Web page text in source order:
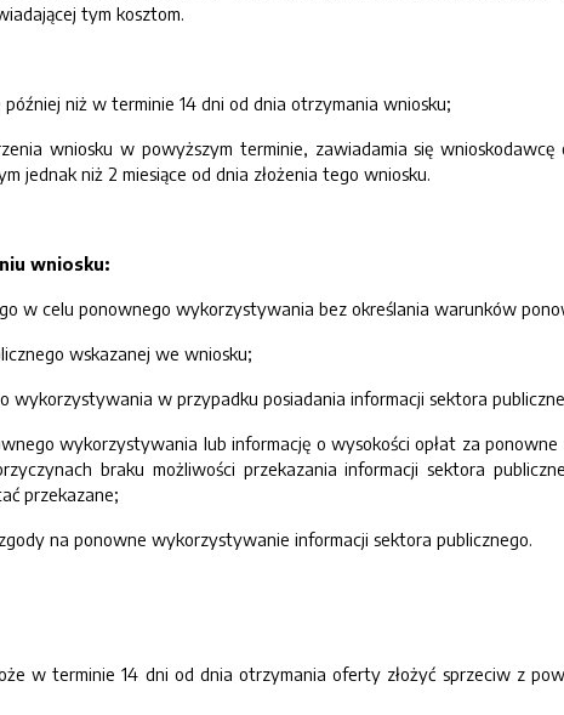
tym kosztom.
niż w terminie 14 dni od dnia otrzymania wniosku;
wniosku w powyższym terminie, zawiadamia się
jednak niż 2 miesiące od dnia złożenia tego wniosku.
wniosku:
w celu ponownego wykorzystywania bez określania warunków
wskazanej we wniosku;
wykorzystywania w przypadku posiadania informacji sektora
wykorzystywania lub informację o wysokości opłat za
braku możliwości przekazania informacji sektora
przekazane;
na ponowne wykorzystywanie informacji sektora publicznego.
w terminie 14 dni od dnia otrzymania oferty złożyć sprzeciw z